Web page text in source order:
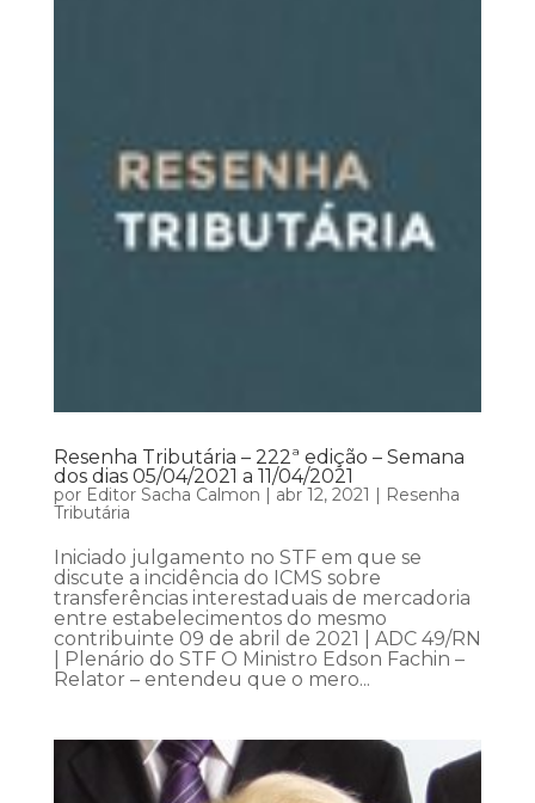
Resenha Tributária – 222ª edição – Semana
dos dias 05/04/2021 a 11/04/2021
por Editor Sacha Calmon | abr 12, 2021 | Resenha
Tributária
Iniciado julgamento no STF em que se
discute a incidência do ICMS sobre
transferências interestaduais de mercadoria
entre estabelecimentos do mesmo
contribuinte 09 de abril de 2021 | ADC 49/RN
| Plenário do STF O Ministro Edson Fachin –
Relator – entendeu que o mero...